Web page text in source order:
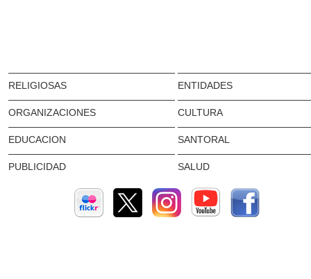
RELIGIOSAS ENTIDADES
ORGANIZACIONES CULTURA
EDUCACION SANTORAL
PUBLICIDAD SALUD